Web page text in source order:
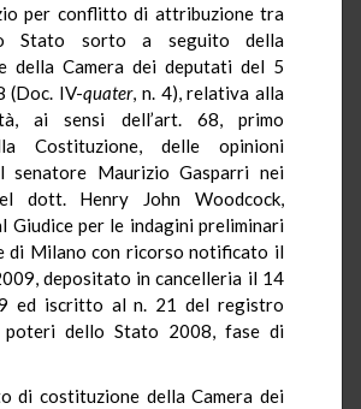
per conflitto di attribuzione tra
Stato sorto a seguito della
della Camera dei deputati del 5
(Doc. IV-quater, n. 4), relativa alla
ai sensi dell’art. 68, primo
Costituzione, delle opinioni
senatore Maurizio Gasparri nei
dott. Henry John Woodcock,
Giudice per le indagini preliminari
di Milano con ricorso notificato il
depositato in cancelleria il 14
ed iscritto al n. 21 del registro
dello Stato 2008, fase di
di costituzione della Camera dei